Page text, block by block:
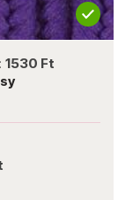
1530 Ft